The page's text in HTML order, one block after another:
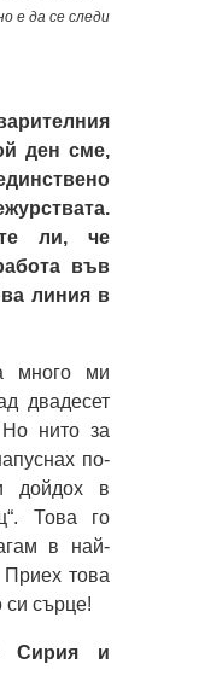
е да се следи
ден сме,
ли, че
във
линия в
много ми
двадесет
нито за
по-
дойдох в
Това го
в най-
това
си сърце!
Сирия и